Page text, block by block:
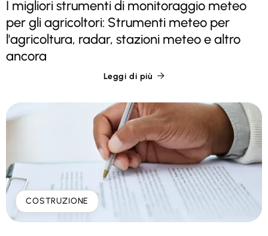
I migliori strumenti di monitoraggio meteo
per gli agricoltori: Strumenti meteo per
l'agricoltura, radar, stazioni meteo e altro
ancora
Leggi di più 
COSTRUZIONE